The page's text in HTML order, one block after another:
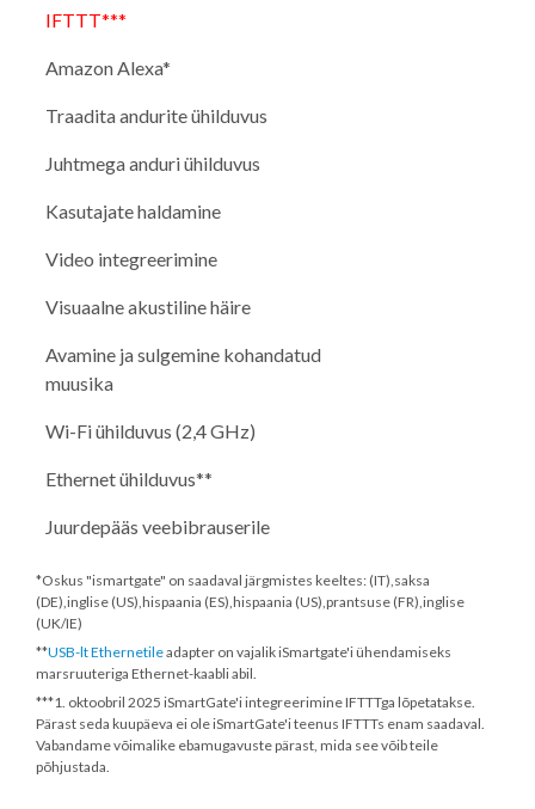
IFTTT***
Amazon Alexa*
Traadita andurite ühilduvus
Juhtmega anduri ühilduvus
Kasutajate haldamine
Video integreerimine
Visuaalne akustiline häire
Avamine ja sulgemine kohandatud
muusika
Wi-Fi ühilduvus (2,4 GHz)
Ethernet ühilduvus**
Juurdepääs veebibrauserile
*Oskus "ismartgate" on saadaval järgmistes keeltes: (IT),saksa
(DE),inglise (US),hispaania (ES),hispaania (US),prantsuse (FR),inglise
(UK/IE)
**USB-lt Ethernetileadapter on vajalik iSmartgate'i ühendamiseks
marsruuteriga Ethernet-kaabli abil.
***1. oktoobril 2025 iSmartGate'i integreerimine IFTTTga lõpetatakse.
Pärast seda kuupäeva ei ole iSmartGate'i teenus IFTTTs enam saadaval.
Vabandame võimalike ebamugavuste pärast, mida see võib teile
põhjustada.